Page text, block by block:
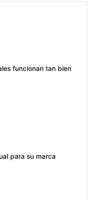
funcionan tan bien
para su marca